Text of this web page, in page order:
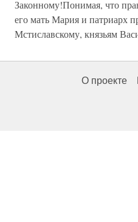
Законному!Понимая, что
его мать Мария и патриарх
Мстиславскому, князьям
О проекте